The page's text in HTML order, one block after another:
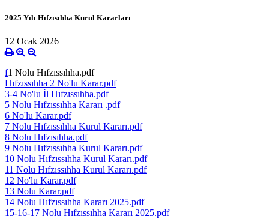
2025 Yılı Hıfzısıhha Kurul Kararları
12 Ocak 2026
f1 Nolu Hıfzıssıhha.pdf
Hıfzıssıhha 2 No'lu Karar.pdf
3-4 No'lu İl Hıfzıssıhha.pdf
5 Nolu Hıfzıssıhha Kararı .pdf
6 No'lu Karar.pdf
7 Nolu Hıfzıssıhha Kurul Kararı.pdf
8 Nolu Hıfzısıhha.pdf
9 Nolu Hıfzıssıhha Kurul Kararı.pdf
10 Nolu Hıfzıssıhha Kurul Kararı.pdf
11 Nolu Hıfzıssıhha Kurul Kararı.pdf
12 No'lu Karar.pdf
13 Nolu Karar.pdf
14 Nolu Hıfzıssıhha Kararı 2025.pdf
15-16-17 Nolu Hıfzıssıhha Kararı 2025.pdf